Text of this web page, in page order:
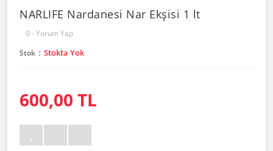
NARLIFE Nardanesi Nar Ekşisi 1 lt
0 - Yorum Yap
Stok
Stokta Yok
600,00 TL